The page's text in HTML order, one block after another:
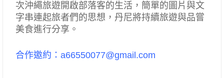
次沖繩旅遊開啟部落客的生活，簡單的圖片與文
字串連起旅者們的思想，丹尼將持續旅遊與品嘗
美食進行分享。
合作邀約：a66550077@gmail.com